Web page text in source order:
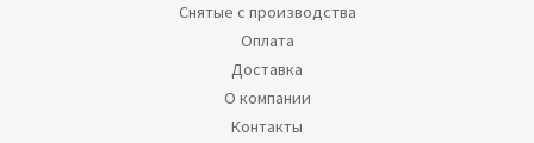
Снятые с производства
Оплата
Доставка
О компании
Контакты